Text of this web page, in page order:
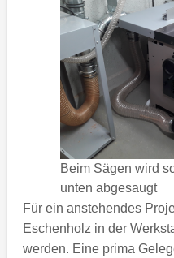
Beim Sägen wird
unten abgesaugt
Für ein anstehendes
Eschenholz in der
werden. Eine prima